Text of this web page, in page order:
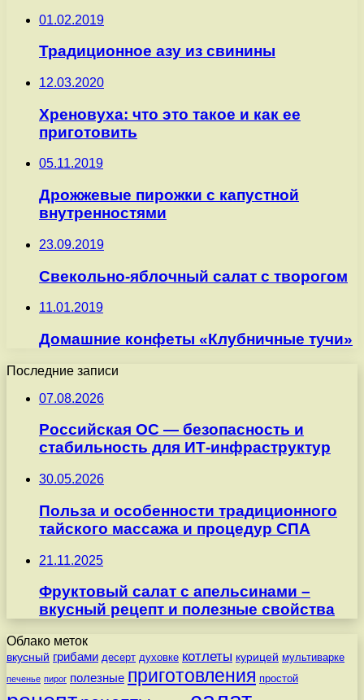
01.02.2019
Традиционное азу из свинины
12.03.2020
Хреновуха: что это такое и как ее
приготовить
05.11.2019
Дрожжевые пирожки с капустной
внутренностями
23.09.2019
Свекольно-яблочный салат с творогом
11.01.2019
Домашние конфеты «Клубничные тучи»
Последние записи
07.08.2026
Российская ОС — безопасность и
стабильность для ИТ-инфраструктур
30.05.2026
Польза и особенности традиционного
тайского массажа и процедур СПА
21.11.2025
Фруктовый салат с апельсинами –
вкусный рецепт и полезные свойства
Облако меток
вкусный грибами десерт духовке котлеты курицей мультиварке
печенье пирог полезные приготовления простой